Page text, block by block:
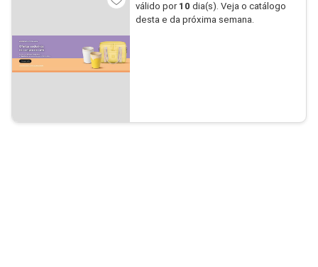
válido por 10 dia(s). Veja o catálogo
desta e da próxima semana.